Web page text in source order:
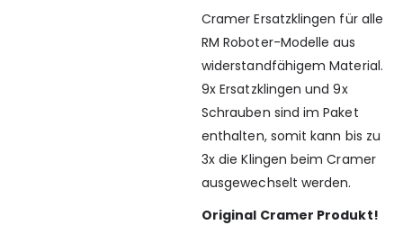
Cramer Ersatzklingen für alle
RM Roboter-Modelle aus
widerstandfähigem Material.
9x Ersatzklingen und 9x
Schrauben sind im Paket
enthalten, somit kann bis zu
3x die Klingen beim Cramer
ausgewechselt werden.
Original Cramer Produkt!